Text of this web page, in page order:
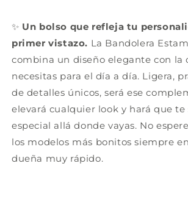
✨ Un bolso que refleja tu
primer vistazo. La Bandolera
combina un diseño elegante con la
necesitas para el día a día. Ligera,
de detalles únicos, será ese
elevará cualquier look y hará que te
especial allá donde vayas. No
los modelos más bonitos siempre
dueña muy rápido.